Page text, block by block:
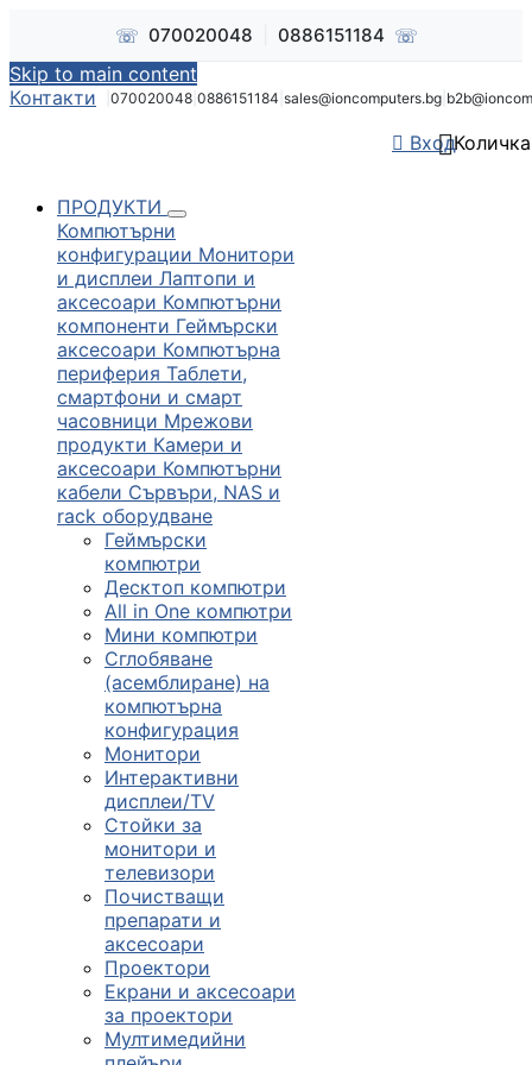
☏ 070020048 0886151184 ☏
Skip to main content
Контакти
070020048 0886151184 sales@ioncomputers.bg
 Вход
Количка
ПРОДУКТИ
Компютърни
конфигурации Монитори
и дисплеи Лаптопи и
аксесоари Компютърни
компоненти Геймърски
аксесоари Компютърна
периферия Таблети,
смартфони и смарт
часовници Мрежови
продукти Камери и
аксесоари Компютърни
кабели Сървъри, NAS и
rack оборудване
Геймърски
компютри
Десктоп компютри
All in One компютри
Мини компютри
Сглобяване
(асемблиране) на
компютърна
конфигурация
Монитори
Интерактивни
дисплеи/TV
Стойки за
монитори и
телевизори
Почистващи
препарати и
аксесоари
Проектори
Екрани и аксесоари
за проектори
Мултимедийни